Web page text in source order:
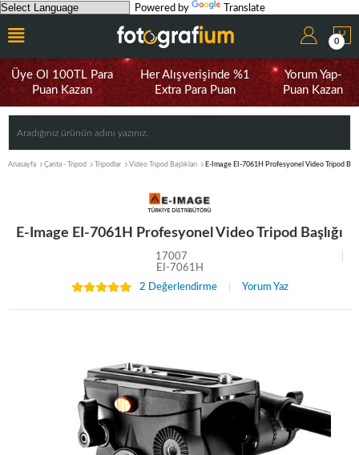
Powered by Translate
0
Üye Ol 100TL Para
Puan Kazan
Her Alışverişinde %1
Extra Para Puan
Yorum Yap-
Puan Kazan
Anasayfa Çanta - Tripod Tripodlar Video Tripod Başlıkları E-Image EI-7061H Profesyonel Video Tripod
E-Image EI-7061H Profesyonel Video Tripod Başlığı
17007
EI-7061H
2 Değerlendirme
Yorum Yaz